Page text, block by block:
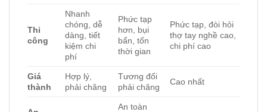
Thi
công
Nhanh
chóng, dễ
dàng, tiết
kiệm chi
phí
Phức tạp
hơn, bụi
bẩn, tốn
thời gian
Phức tạp, đòi hỏi
thợ tay nghề cao,
chi phí cao
Giá
thành
Hợp lý,
phải chăng
Tương đối
phải chăng
Cao nhất
An toàn